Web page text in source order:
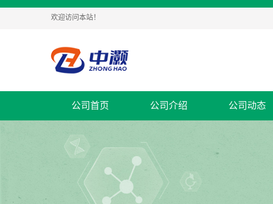
欢迎访问本站！
公司首页 公司介绍 公司动态